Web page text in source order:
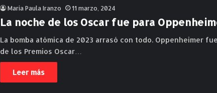
Maria Paula Iranzo 11 marzo, 2024
La noche de los Oscar fue para
La bomba atómica de 2023 arrasó con todo. Oppenheimer
de los Premios Oscar…
Leer más